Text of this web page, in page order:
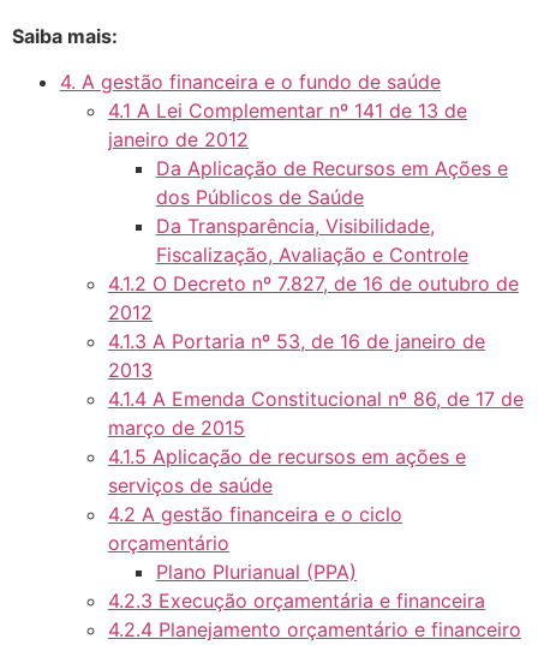
Saiba mais:
4. A gestão financeira e o fundo de saúde
4.1 A Lei Complementar nº 141 de 13 de
janeiro de 2012
Da Aplicação de Recursos em Ações e
dos Públicos de Saúde
Da Transparência, Visibilidade,
Fiscalização, Avaliação e Controle
4.1.2 O Decreto nº 7.827, de 16 de outubro de
2012
4.1.3 A Portaria nº 53, de 16 de janeiro de
2013
4.1.4 A Emenda Constitucional nº 86, de 17 de
março de 2015
4.1.5 Aplicação de recursos em ações e
serviços de saúde
4.2 A gestão financeira e o ciclo
orçamentário
Plano Plurianual (PPA)
4.2.3 Execução orçamentária e financeira
4.2.4 Planejamento orçamentário e financeiro